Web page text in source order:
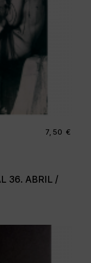
36. ABRIL /
7,50 €